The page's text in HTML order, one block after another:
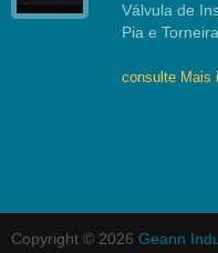
Válvula de
Pia e
consulte Mais
Copyright © 2026 Geann